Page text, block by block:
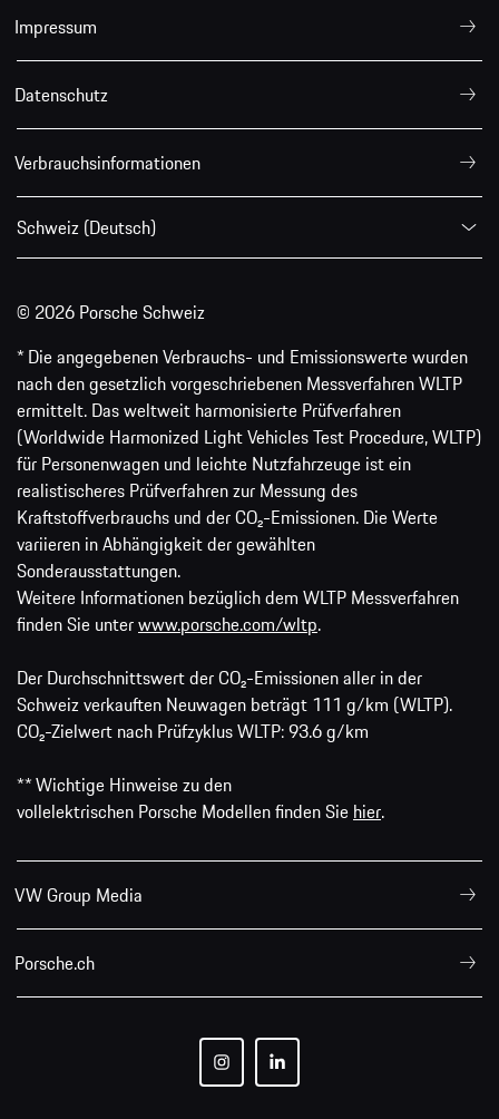
Impressum
Datenschutz
Verbrauchsinformationen
Schweiz (Deutsch)
© 2026 Porsche Schweiz
* Die angegebenen Verbrauchs- und Emissionswerte wurden
nach den gesetzlich vorgeschriebenen Messverfahren WLTP
ermittelt. Das weltweit harmonisierte Prüfverfahren
(Worldwide Harmonized Light Vehicles Test Procedure, WLTP)
für Personenwagen und leichte Nutzfahrzeuge ist ein
realistischeres Prüfverfahren zur Messung des
Kraftstoffverbrauchs und der CO₂-Emissionen. Die Werte
variieren in Abhängigkeit der gewählten
Sonderausstattungen.
Weitere Informationen bezüglich dem WLTP Messverfahren
finden Sie unterwww.porsche.com/wltp.
Der Durchschnittswert der CO₂-Emissionen aller in der
Schweiz verkauften Neuwagen beträgt 111 g/km (WLTP).
CO₂-Zielwert nach Prüfzyklus WLTP: 93.6 g/km
** Wichtige Hinweise zu den
vollelektrischen Porsche Modellen finden Sie hier.
VW Group Media
Porsche.ch